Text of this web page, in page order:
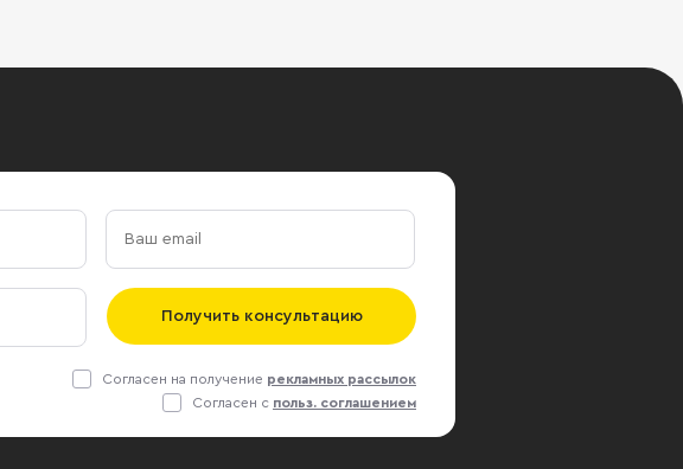
Получить консультацию
Согласен на получение рекламных рассылок
Согласен с польз. соглашением